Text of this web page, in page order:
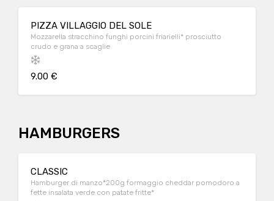
PIZZA VILLAGGIO DEL SOLE
Mozzarella stracchino funghi porcini friarielli* prosciutto
crudo e grana a scaglie
9.00 €
HAMBURGERS
CLASSIC
Hamburger di manzo*200g formaggio cheddar pomodoro a
fette insalata verde con patate fritte*